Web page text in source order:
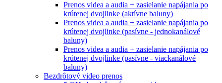
Prenos videa a audia + zasielanie napájania po
krútenej dvojlinke (aktívne baluny)
Prenos videa a audia + zasielanie napájania po
krútenej dvojlinke (pasívne - jednokanálové
baluny)
Prenos videa a audia + zasielanie napájania po
krútenej dvojlinke (pasívne - viackanálové
baluny)
Bezdrôtový video prenos